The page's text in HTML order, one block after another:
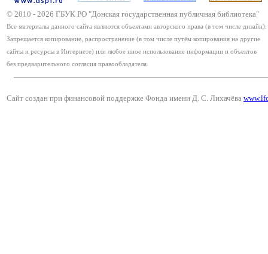
© 2010 - 2026 ГБУК РО "Донская государственная публичная библиотека"
Все материалы данного сайта являются объектами авторского права (в том числе дизайн).
Запрещается копирование, распространение (в том числе путём копирования на другие
сайты и ресурсы в Интернете) или любое иное использование информации и объектов
без предварительного согласия правообладателя.
Сайт создан при финансовой поддержке Фонда имени Д. С. Лихачёва